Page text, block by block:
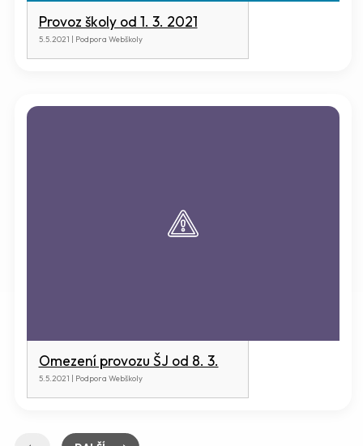
Provoz školy od 1. 3. 2021
5.5.2021 | Podpora Webškoly
Omezení provozu ŠJ od 8. 3.
5.5.2021 | Podpora Webškoly